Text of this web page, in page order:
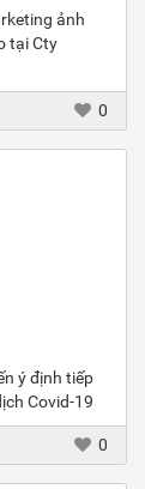
ảnh
tại Cty
0
ý định tiếp
Covid-19
0